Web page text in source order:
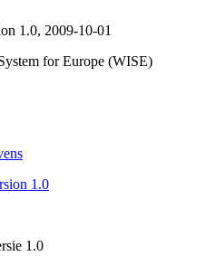
1.0, 2009-10-01
for Europe (WISE)
1.0
1.0